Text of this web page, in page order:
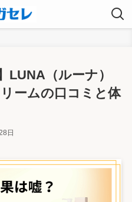
LUNA（ルーナ）
ームの口コミと体
日